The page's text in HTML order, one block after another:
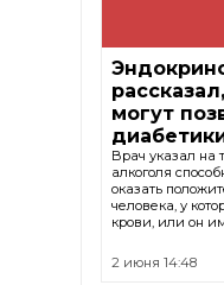
могут
Врач указал на
алкоголя
оказать
человека, у
крови, или он
2 июня 14:48